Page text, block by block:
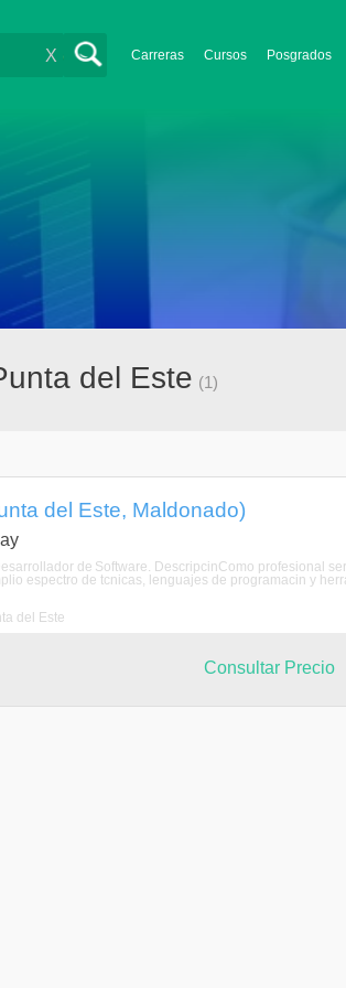
Carreras Cursos Posgrados
X
del Este (1)
del Este, Maldonado)
de Software. DescripcinComo profesional
espectro de tcnicas, lenguajes de programacin y
del Este
Consultar Precio